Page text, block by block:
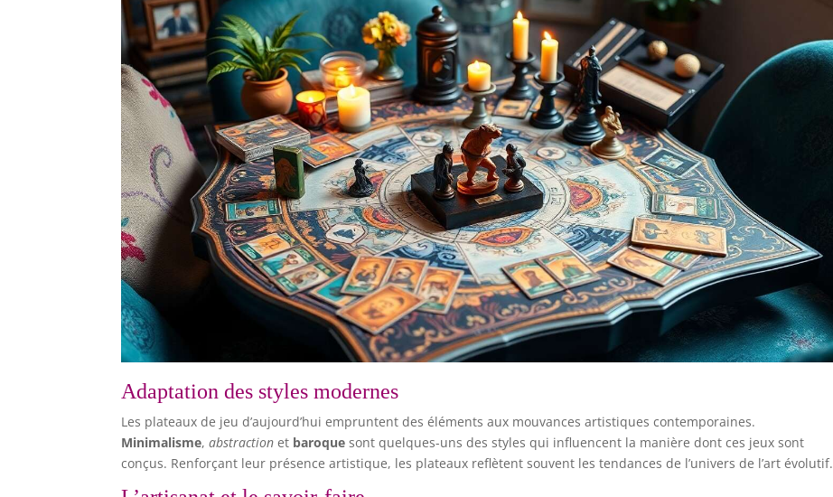
Adaptation des styles modernes
Les plateaux de jeu d’aujourd’hui empruntent des éléments aux mouvances artistiques contemporaines.
Minimalisme,abstraction et baroque sont quelques-uns des styles qui influencent la manière dont ces jeux sont
conçus. Renforçant leur présence artistique, les plateaux reflètent souvent les tendances de l’univers de l’art évolutif.